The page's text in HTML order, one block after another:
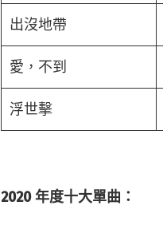
出沒地帶
愛，不到
浮世擊
2020 年度十大單曲：